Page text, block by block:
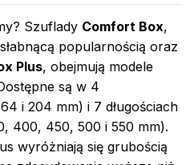
Szuflady Comfort Box,
popularnością oraz
Plus, obejmują modele
są w 4
i 204 mm) i 7 długościach
400, 450, 500 i 550 mm).
wyróżniają się grubością